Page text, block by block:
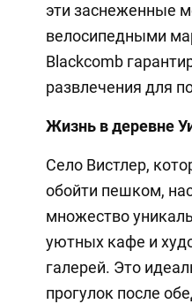
эти заснеженные
велосипедными
Blackcomb
развлечения для
Жизнь в деревне
Село Вистлер,
обойти пешком,
множество
уютных кафе и
галерей. Это
прогулок после